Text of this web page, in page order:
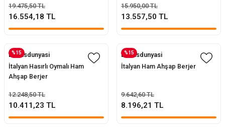
19.475,50 TL
16.554,18 TL
15.950,00 TL
13.557,50 TL
%15
Evofisdunyasi
İtalyan Hasırlı Oymalı Ham
Ahşap Berjer
12.248,50 TL
10.411,23 TL
%15
Evofisdunyasi
İtalyan Ham Ahşap Berjer
9.642,60 TL
8.196,21 TL